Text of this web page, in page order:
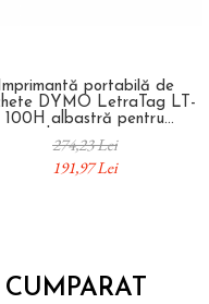
portabilă de
DYMO LetraTag LT-
100H albastră pentru
etichetare prize și
întrerupătoare 2174575
274,23 Lei
191,97 Lei